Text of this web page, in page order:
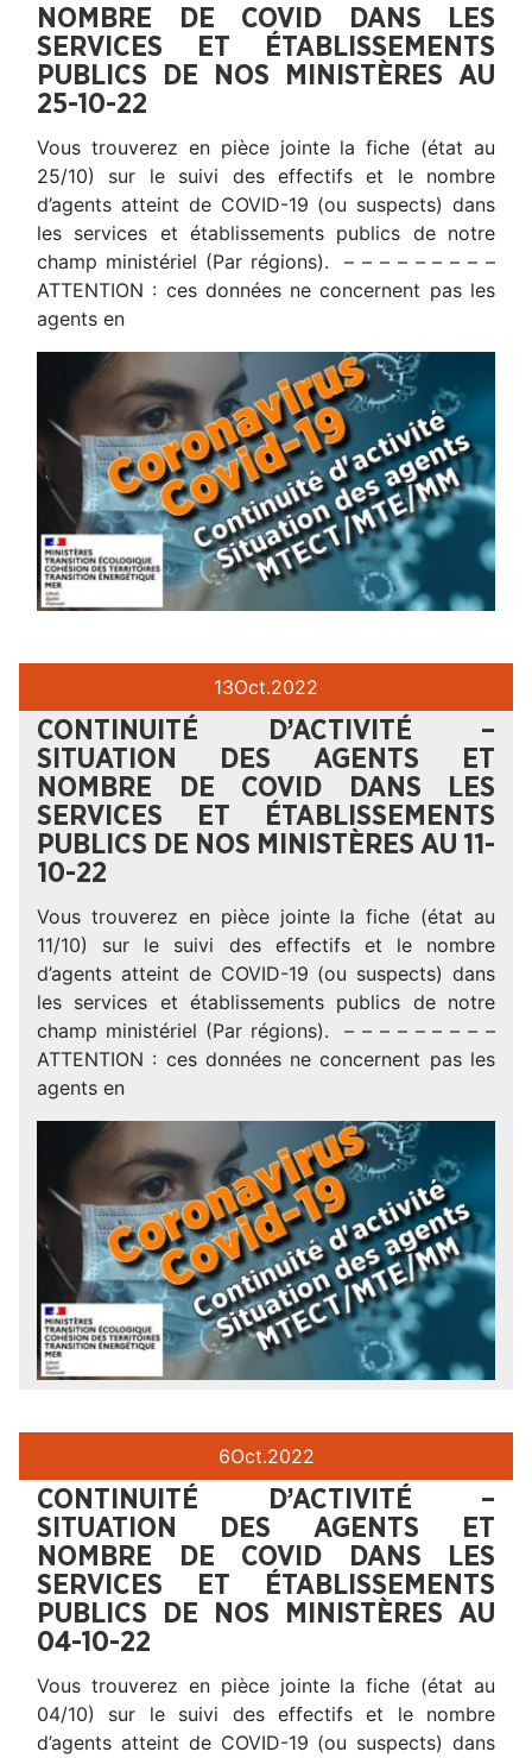
NOMBRE DE COVID DANS LES
SERVICES ET ÉTABLISSEMENTS
PUBLICS DE NOS MINISTÈRES AU
25-10-22
Vous trouverez en pièce jointe la fiche (état au
25/10) sur le suivi des effectifs et le nombre
d’agents atteint de COVID-19 (ou suspects) dans
les services et établissements publics de notre
champ ministériel (Par régions). – – – – – – – – –
ATTENTION : ces données ne concernent pas les
agents en
13Oct.2022
CONTINUITÉ D’ACTIVITÉ –
SITUATION DES AGENTS ET
NOMBRE DE COVID DANS LES
SERVICES ET ÉTABLISSEMENTS
PUBLICS DE NOS MINISTÈRES AU 11-
10-22
Vous trouverez en pièce jointe la fiche (état au
11/10) sur le suivi des effectifs et le nombre
d’agents atteint de COVID-19 (ou suspects) dans
les services et établissements publics de notre
champ ministériel (Par régions). – – – – – – – – –
ATTENTION : ces données ne concernent pas les
agents en
6Oct.2022
CONTINUITÉ D’ACTIVITÉ –
SITUATION DES AGENTS ET
NOMBRE DE COVID DANS LES
SERVICES ET ÉTABLISSEMENTS
PUBLICS DE NOS MINISTÈRES AU
04-10-22
Vous trouverez en pièce jointe la fiche (état au
04/10) sur le suivi des effectifs et le nombre
d’agents atteint de COVID-19 (ou suspects) dans